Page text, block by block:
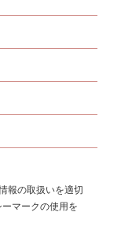
タメニ
報の取扱いを適切
マークの使用を